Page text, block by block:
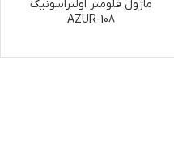
ماژول فلومتر اولتراسونیک
AZUR-108